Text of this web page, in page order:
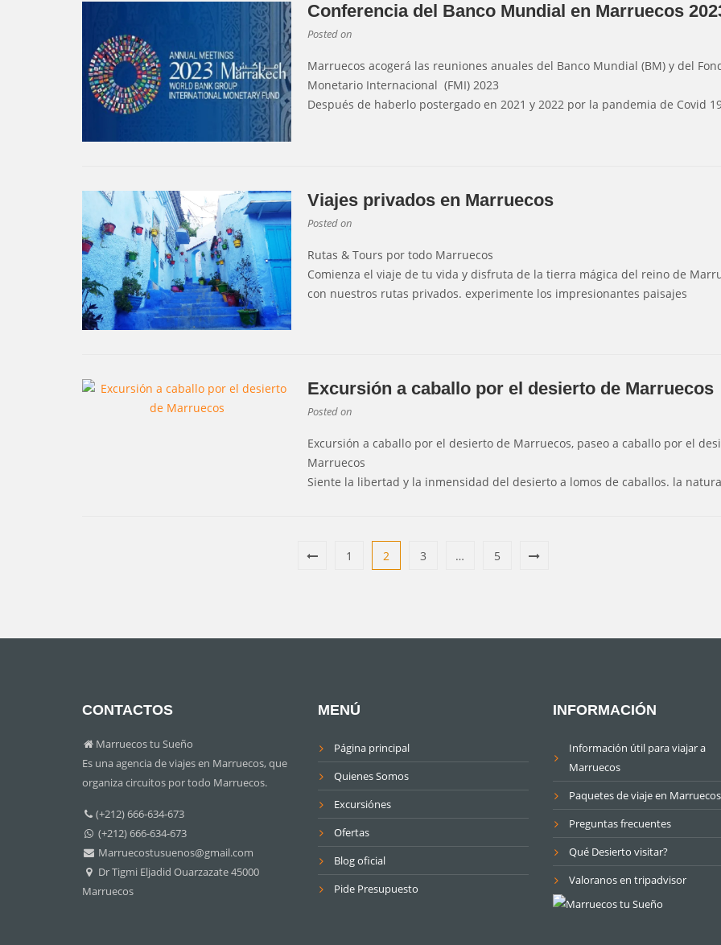
Conferencia del Banco Mundial en Marruecos
Posted on
Marruecos acogerá las reuniones anuales del Banco Mundial (BM) y del
Monetario Internacional (FMI) 2023
Después de haberlo postergado en 2021 y 2022 por la pandemia de Covid
Viajes privados en Marruecos
Posted on
Rutas & Tours por todo Marruecos
Comienza el viaje de tu vida y disfruta de la tierra mágica del reino de
con nuestros rutas privados. experimente los impresionantes paisajes
Excursión a caballo por el desierto de Marruecos
Posted on
Excursión a caballo por el desierto de Marruecos, paseo a caballo por el
Marruecos
Siente la libertad y la inmensidad del desierto a lomos de caballos. la
1 2 3 … 5
CONTACTOS
Marruecos tu Sueño
Es una agencia de viajes en Marruecos, que
organiza circuitos por todo Marruecos.
(+212) 666-634-673
(+212) 666-634-673
Marruecostusuenos@gmail.com
Dr Tigmi Eljadid Ouarzazate 45000
Marruecos
MENÚ
Página principal
Quienes Somos
Excursiónes
Ofertas
Blog oficial
Pide Presupuesto
INFORMACIÓN
Información útil para viajar a
Marruecos
Paquetes de viaje en Marruecos
Preguntas frecuentes
Qué Desierto visitar?
Valoranos en tripadvisor